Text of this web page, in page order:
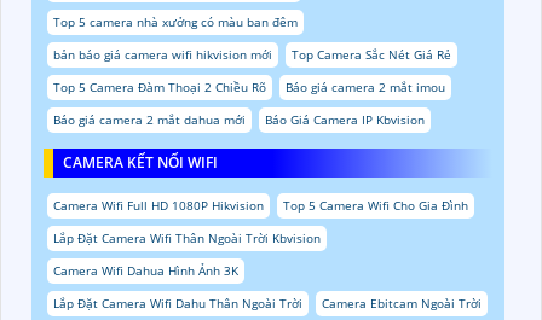
Top 5 camera nhà xưởng có màu ban đêm
bản báo giá camera wifi hikvision mới
Top Camera Sắc Nét Giá Rẻ
Top 5 Camera Đàm Thoại 2 Chiều Rõ
Báo giá camera 2 mắt imou
Báo giá camera 2 mắt dahua mới
Báo Giá Camera IP Kbvision
CAMERA KẾT NỐI WIFI
Camera Wifi Full HD 1080P Hikvision
Top 5 Camera Wifi Cho Gia Đình
Lắp Đặt Camera Wifi Thân Ngoài Trời Kbvision
Camera Wifi Dahua Hình Ảnh 3K
Lắp Đặt Camera Wifi Dahu Thân Ngoài Trời
Camera Ebitcam Ngoài Trời